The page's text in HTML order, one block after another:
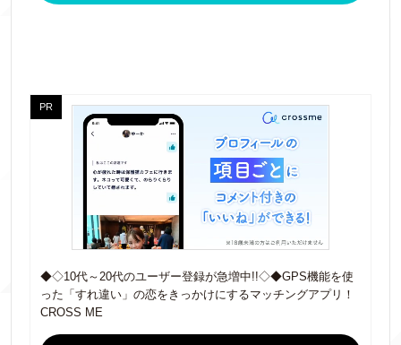
◆◇10代～20代のユーザー登録が急増中!!◇◆GPS機能を使
った「すれ違い」の恋をきっかけにするマッチングアプリ！
CROSS ME